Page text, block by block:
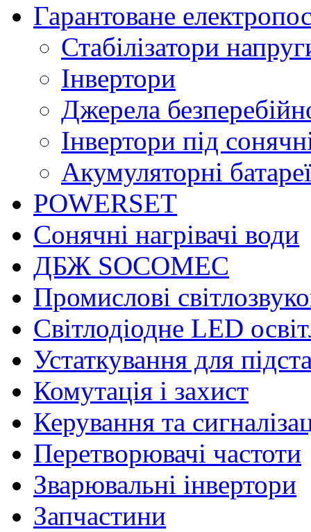
Гарантоване
Стабілізатори
Інвертори
Джерела
Інвертори під
Акумуляторні батареї
POWERSET
Сонячні нагрівачі води
ДБЖ SOCOMEC
Промислові
Світлодіодне LED
Устаткування для
Комутація і захист
Керування та
Перетворювачі частоти
Зварювальні інвертори
Запчастини